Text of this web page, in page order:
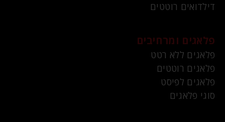
דילדואים רוטטים
פלאגים ומרחיבים
פלאגים ללא רטט
פלאגים רוטטים
פלאגים לפיסט
סוגי פלאגים